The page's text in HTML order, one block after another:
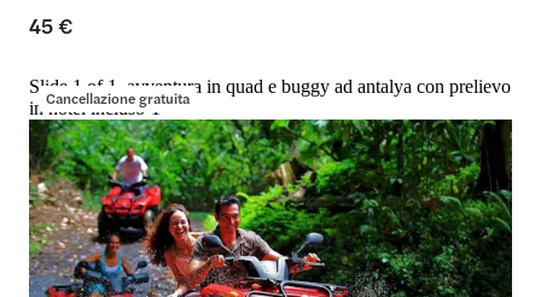
45 €
Cancellazione gratuita
Slide 1 of 1, avventura in quad e buggy ad antalya con prelievo
in hotel incluso-1